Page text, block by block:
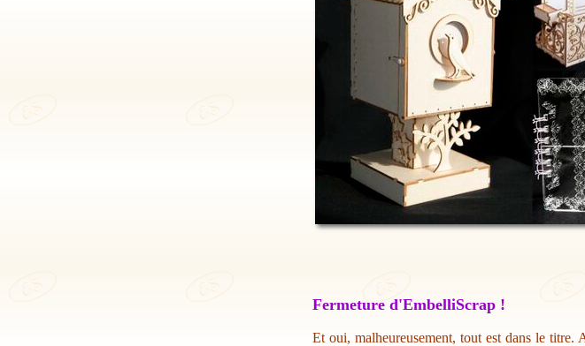
Fermeture d'EmbelliScrap !
Et oui, malheureusement, tout est dans le titre.